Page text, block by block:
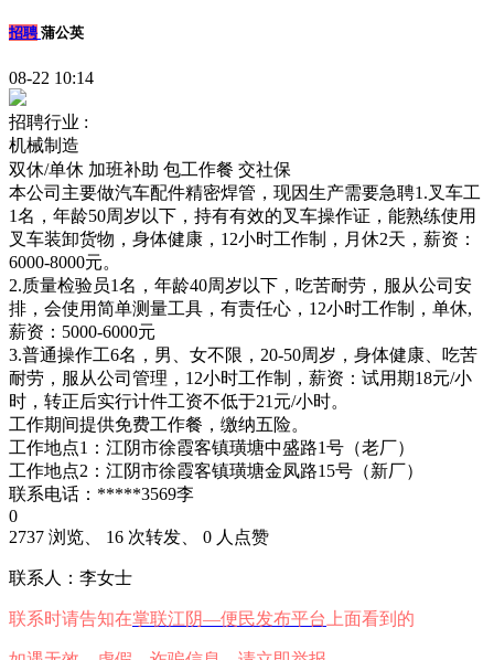
招聘 蒲公英
08-22 10:14
招聘行业 :
机械制造
双休/单休 加班补助 包工作餐 交社保
本公司主要做汽车配件精密焊管，现因生产需要急聘1.叉车工
1名，年龄50周岁以下，持有有效的叉车操作证，能熟练使用
叉车装卸货物，身体健康，12小时工作制，月休2天，薪资：
6000-8000元。
2.质量检验员1名，年龄40周岁以下，吃苦耐劳，服从公司安
排，会使用简单测量工具，有责任心，12小时工作制，单休,
薪资：5000-6000元
3.普通操作工6名，男、女不限，20-50周岁，身体健康、吃苦
耐劳，服从公司管理，12小时工作制，薪资：试用期18元/小
时，转正后实行计件工资不低于21元/小时。
工作期间提供免费工作餐，缴纳五险。
工作地点1：江阴市徐霞客镇璜塘中盛路1号（老厂）
工作地点2：江阴市徐霞客镇璜塘金凤路15号（新厂）
联系电话：*****3569李
0
2737 浏览、 16 次转发、 0 人点赞
联系人：李女士
联系时请告知在掌联江阴—便民发布平台 上面看到的